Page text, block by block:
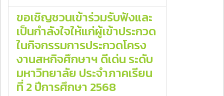
ขอเชิญชวนเข้าร่วมรับฟังและ
เป็นกำลังใจให้แก่ผู้เข้าประกวด
ในกิจกรรมการประกวดโครง
งานสหกิจศึกษาฯ ดีเด่น ระดับ
มหาวิทยาลัย ประจำภาคเรียน
ที่ 2 ปีการศึกษา 2568